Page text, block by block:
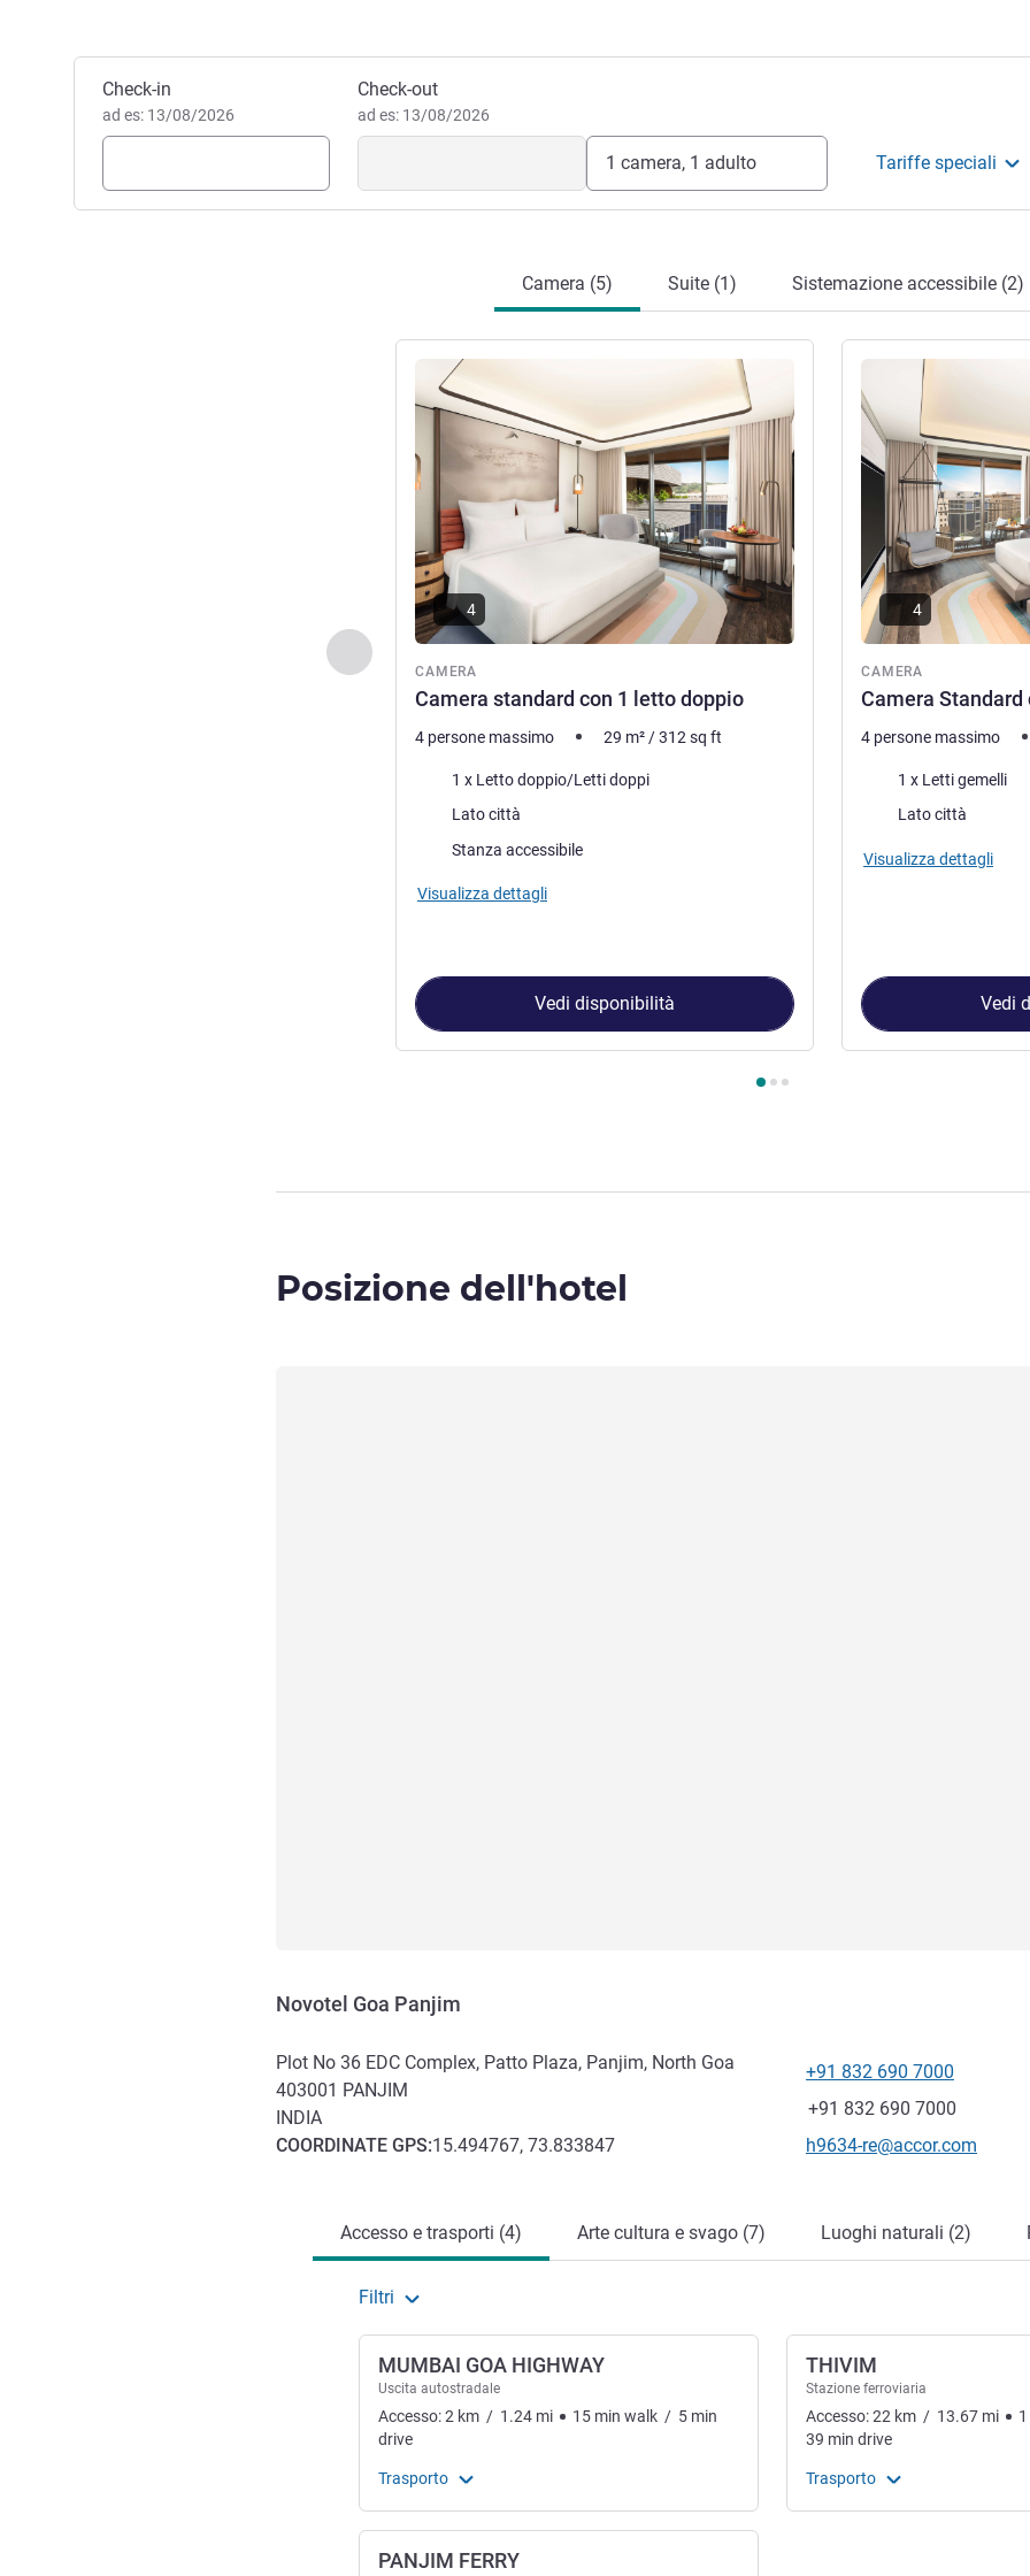
Prenota questo hotel
Check-in
ad es: 13/08/2026
Check-out
ad es: 13/08/2026
1 camera, 1 adulto Tariffe speciali
Camera (5) Suite (1) Sistemazione accessibile (2)
Precedente - Camera
CAMERA
Camera standard con 1 letto doppio
Visualizza dettagli
4
4 persone massimo 29 m² /312 sq ft
Biancheria da letto
1 x Letto doppio/Letti doppi
Vista:Lato città
Stanza accessibile
Visualizza dettagli
Vedi disponibilità
CAMERA
Camera Standard
Visualizza dettagli
4
4 persone massimo
Biancheria da letto
1 x Letti gemelli
Vista:Lato città
Visualizza dettagli
Vedi
Posizione dell'hotel
Novotel Goa Panjim
Plot No 36 EDC Complex, Patto Plaza, Panjim, North Goa
403001 PANJIM
INDIA
COORDINATE GPS:15.494767, 73.833847
Telefono
+91 832 690 7000
Fax
+91 832 690 7000
E-mail di contatto
h9634-re@accor.com
Accesso e trasporti (4) Arte cultura e svago (7) Luoghi naturali (2)
Filtri
MUMBAI GOA HIGHWAY
Uscita autostradale
Accesso:2 km / 1.24 mi 15 min walk / 5 min
drive
Trasporto
PANJIM FERRY
THIVIM
Stazione ferroviaria
Accesso:22 km / 13.67 mi 1
39 min drive
Trasporto